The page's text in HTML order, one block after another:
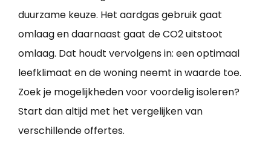
duurzame keuze. Het aardgas gebruik gaat
omlaag en daarnaast gaat de CO2 uitstoot
omlaag. Dat houdt vervolgens in: een optimaal
leefklimaat en de woning neemt in waarde toe.
Zoek je mogelijkheden voor voordelig isoleren?
Start dan altijd met het vergelijken van
verschillende offertes.